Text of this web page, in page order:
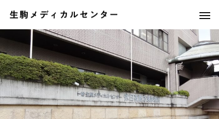
休日夜間応急診療所 訪問看護ステ